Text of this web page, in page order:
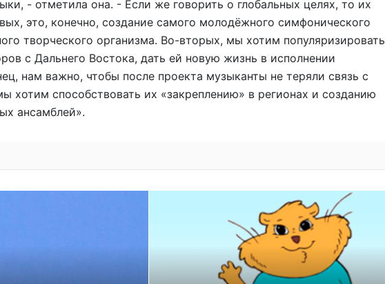
- отметила она. - Если же говорить о глобальных целях, то их
это, конечно, создание самого молодёжного симфонического
творческого организма. Во-вторых, мы хотим популяризировать
с Дальнего Востока, дать ей новую жизнь в исполнении
нам важно, чтобы после проекта музыканты не теряли связь с
хотим способствовать их «закреплению» в регионах и созданию
ансамблей».